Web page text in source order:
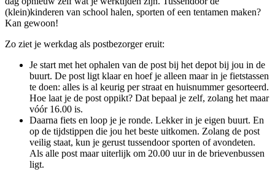
(klein)kinderen van school halen, sporten of een tentamen maken?
Kan gewoon!
Zo ziet je werkdag als postbezorger eruit:
Je start met het ophalen van de post bij het depot bij jou in de
buurt. De post ligt klaar en hoef je alleen maar in je fietstassen
te doen: alles is al keurig per straat en huisnummer gesorteerd.
Hoe laat je de post oppikt? Dat bepaal je zelf, zolang het maar
vóór 16.00 is.
Daarna fiets en loop je je ronde. Lekker in je eigen buurt. En
op de tijdstippen die jou het beste uitkomen. Zolang de post
veilig staat, kun je gerust tussendoor sporten of avondeten.
Als alle post maar uiterlijk om 20.00 uur in de brievenbussen
ligt.